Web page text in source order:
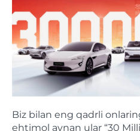
Biz bilan eng qadrli
ehtimol aynan ular “30